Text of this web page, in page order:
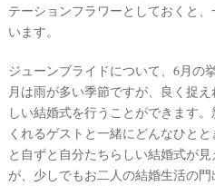
テーションフラワーとしておくと
います。
ジューンブライドについて、6月の
月は雨が多い季節ですが、良く捉
しい結婚式を行うことができます
くれるゲストと一緒にどんなひと
と自ずと自分たちらしい結婚式が
が、少しでもお二人の結婚生活の